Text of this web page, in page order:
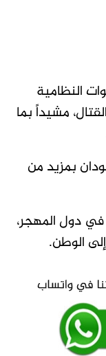
النظامية
مشيداً بما
بمزيد من
في دول المهجر،
الوطن.